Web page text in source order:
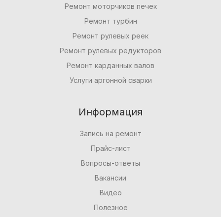
Ремонт моторчиков печек
Ремонт турбин
Ремонт рулевых реек
Ремонт рулевых редукторов
Ремонт карданных валов
Услуги аргонной сварки
Информация
Запись на ремонт
Прайс-лист
Вопросы-ответы
Вакансии
Видео
Полезное